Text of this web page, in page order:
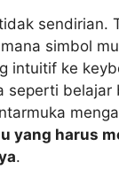
sendirian.
simbol
intuitif ke
seperti belajar
yang harus
.